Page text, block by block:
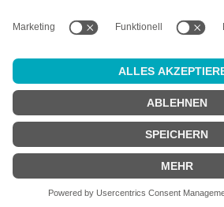
ggf. Nachnahmegebühren, wenn nicht
Altersprüfung
Achtung:um diesen Onlineshop zu
18 Jahre alt
Sind Sie 18 Jahre alt oder älter?
NEIN